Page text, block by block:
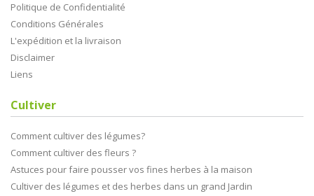
Politique de Confidentialité
Conditions Générales
L'expédition et la livraison
Disclaimer
Liens
Cultiver
Comment cultiver des légumes?
Comment cultiver des fleurs ?
Astuces pour faire pousser vos fines herbes à la maison
Cultiver des légumes et des herbes dans un grand Jardin